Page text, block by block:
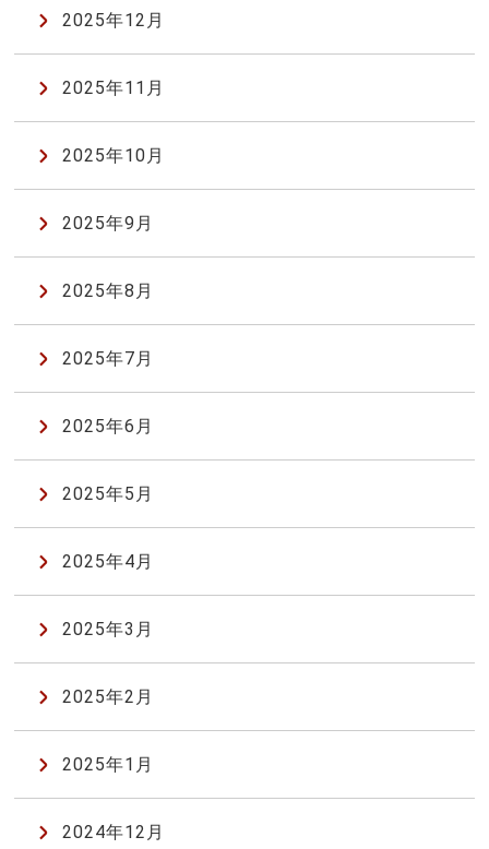
2025年12月
2025年11月
2025年10月
2025年9月
2025年8月
2025年7月
2025年6月
2025年5月
2025年4月
2025年3月
2025年2月
2025年1月
2024年12月